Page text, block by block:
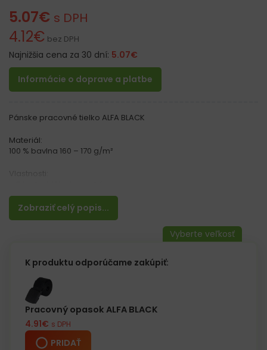
5.07€ s DPH
4.12€ bez DPH
Najnižšia cena za 30 dní: 5.07€
Informácie o doprave a platbe
Zobraziť celý popis...
Pánske pracovné tielko ALFA BLACK
Materiál:
100 % bavlna 160 – 170 g/m²
– Okrúhly výstrih
– Ideálne na nosenie v lete alebo v zime ako spodná vrstva
– Vhodné na šport a pohybové aktivity
– Každý kus je jednotlivo balený vo vrecku
K produktu odporúčame zakúpiť:
Pracovný opasok ALFA BLACK
4.91€ s DPH
PRIDAŤ